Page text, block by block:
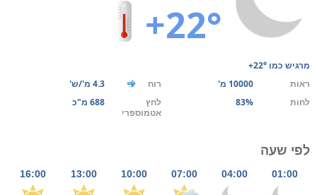
+22°
מרגיש כמו +22°
ראות
10000 מ' רוח
4.3 מ'/ש'
לחות
83%
לחץ
אטמוספרי
688 מ"כ
לפי שעה
01:00
04:00
07:00
10:00
13:00
16:00